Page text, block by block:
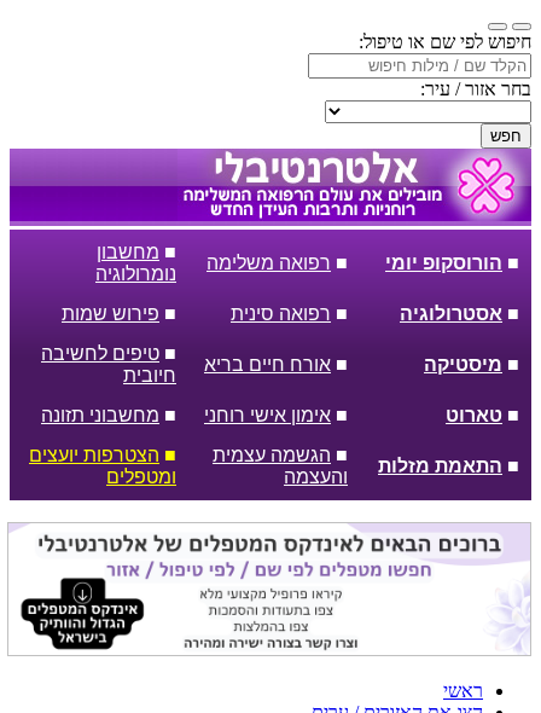
חיפוש לפי שם או טיפול:
בחר אזור / עיר:
חפש
■ הורוסקופ יומי ■ רפואה משלימה
■ מחשבון
נומרולוגיה
■ אסטרולוגיה ■ רפואה סינית ■ פירוש שמות
■ מיסטיקה ■ אורח חיים בריא
■ טיפים לחשיבה
חיובית
■ טארוט ■ אימון אישי רוחני ■ מחשבוני תזונה
■ התאמת מזלות
■ הגשמה עצמית
והעצמה
■ הצטרפות יועצים
ומטפלים
ראשי